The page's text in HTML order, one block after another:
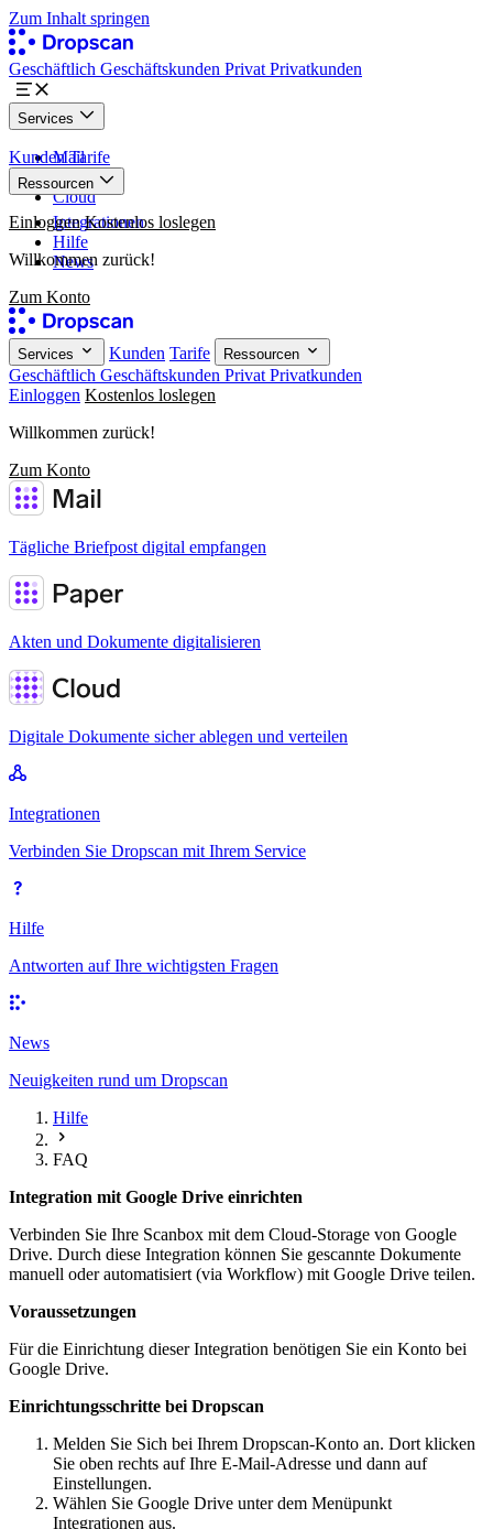
Zum Inhalt springen
Geschäftlich Geschäftskunden Privat Privatkunden
Services
Mail
Paper
Cloud
Kunden Tarife
Ressourcen
Integrationen
Hilfe
News
Einloggen Kostenlos loslegen
Willkommen zurück!
Zum Konto
Services Kunden Tarife Ressourcen
Geschäftlich Geschäftskunden Privat Privatkunden
Einloggen Kostenlos loslegen
Willkommen zurück!
Zum Konto
Tägliche Briefpost digital empfangen
Akten und Dokumente digitalisieren
Digitale Dokumente sicher ablegen und verteilen
Integrationen
Verbinden Sie Dropscan mit Ihrem Service
Hilfe
Antworten auf Ihre wichtigsten Fragen
News
Neuigkeiten rund um Dropscan
Hilfe
FAQ
Integration mit Google Drive einrichten
Verbinden Sie Ihre Scanbox mit dem Cloud-Storage von Google
Drive. Durch diese Integration können Sie gescannte Dokumente
manuell oder automatisiert (via Workflow) mit Google Drive teilen.
Voraussetzungen
Für die Einrichtung dieser Integration benötigen Sie ein Konto bei
Google Drive.
Einrichtungsschritte bei Dropscan
Melden Sie Sich bei Ihrem Dropscan-Konto an. Dort klicken
Sie oben rechts auf Ihre E-Mail-Adresse und dann auf
Einstellungen.
Wählen Sie Google Drive unter dem Menüpunkt
Integrationen aus.